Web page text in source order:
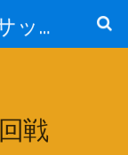
早稲田大学 高等学院 サッカー部
戦